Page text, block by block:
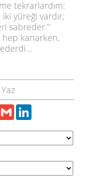
tekrarlardım:
yüreği vardır;
sabreder.’'
kanarken,
Gmail